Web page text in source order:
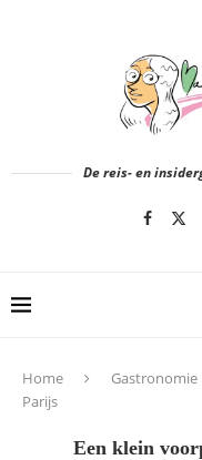
De reis- en
Home Gastronomie
Parijs
Een klein